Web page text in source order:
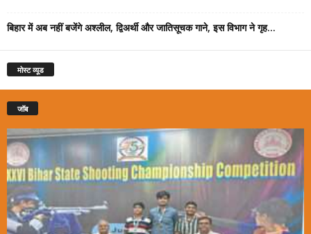
बिहार में अब नहीं बजेंगे अश्लील, द्विअर्थी और जातिसूचक गाने, इस विभाग ने गृह...
मोस्ट व्यूड
जॉब